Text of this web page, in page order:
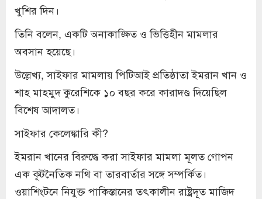
খুশির দিন।
তিনি বলেন, একটি অনাকাঙ্ক্ষিত ও ভিত্তিহীন মামলার
অবসান হয়েছে।
উল্লেখ্য, সাইফার মামলায় পিটিআই প্রতিষ্ঠাতা ইমরান খান ও
শাহ মাহমুদ কুরেশিকে ১০ বছর করে কারাদণ্ড দিয়েছিল
বিশেষ আদালত।
সাইফার কেলেঙ্কারি কী?
ইমরান খানের বিরুদ্ধে করা সাইফার মামলা মূলত গোপন
এক কূটনৈতিক নথি বা তারবার্তার সঙ্গে সম্পর্কিত।
ওয়াশিংটনে নিযুক্ত পাকিস্তানের তৎকালীন রাষ্ট্রদূত মাজিদ